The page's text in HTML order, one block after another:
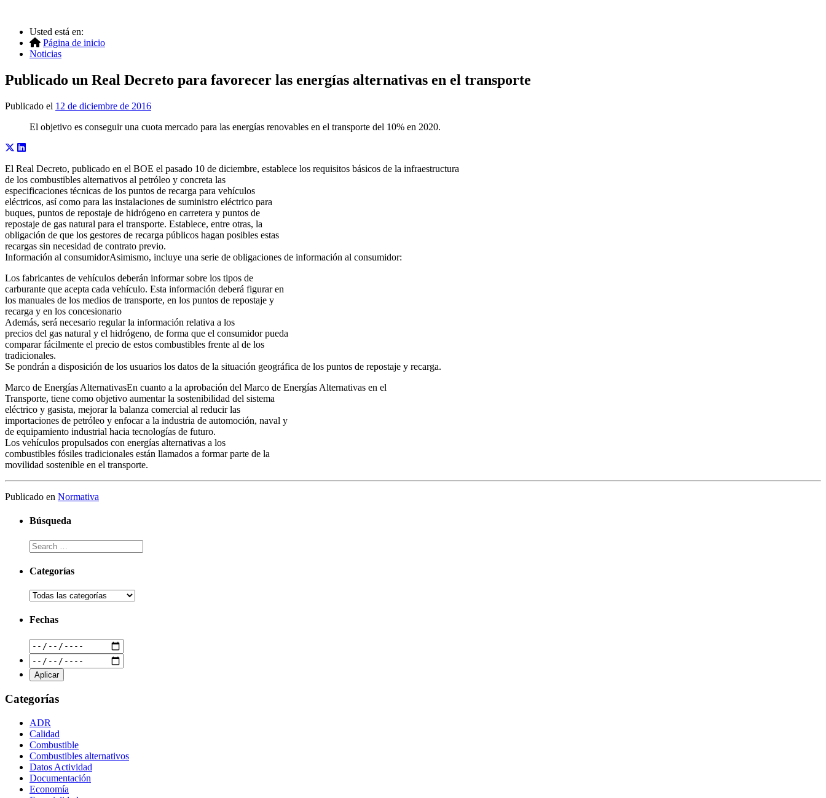
Usted está en:
Página de inicio
Noticias
Publicado un Real Decreto para favorecer las energías alternativas en el transporte
Publicado el 12 de diciembre de 2016
El objetivo es conseguir una cuota mercado para las energías renovables en el transporte del 10% en 2020.
El Real Decreto, publicado en el BOE el pasado 10 de diciembre, establece los requisitos básicos de la infraestructura
de los combustibles alternativos al petróleo y concreta las
especificaciones técnicas de los puntos de recarga para vehículos
eléctricos, así como para las instalaciones de suministro eléctrico para
buques, puntos de repostaje de hidrógeno en carretera y puntos de
repostaje de gas natural para el transporte. Establece, entre otras, la
obligación de que los gestores de recarga públicos hagan posibles estas
recargas sin necesidad de contrato previo.
Información al consumidorAsimismo, incluye una serie de obligaciones de información al consumidor:
Los fabricantes de vehículos deberán informar sobre los tipos de
carburante que acepta cada vehículo. Esta información deberá figurar en
los manuales de los medios de transporte, en los puntos de repostaje y
recarga y en los concesionario
Además, será necesario regular la información relativa a los
precios del gas natural y el hidrógeno, de forma que el consumidor pueda
comparar fácilmente el precio de estos combustibles frente al de los
tradicionales.
Se pondrán a disposición de los usuarios los datos de la situación geográfica de los puntos de repostaje y recarga.
Marco de Energías AlternativasEn cuanto a la aprobación del Marco de Energías Alternativas en el
Transporte, tiene como objetivo aumentar la sostenibilidad del sistema
eléctrico y gasista, mejorar la balanza comercial al reducir las
importaciones de petróleo y enfocar a la industria de automoción, naval y
de equipamiento industrial hacia tecnologías de futuro.
Los vehículos propulsados con energías alternativas a los
combustibles fósiles tradicionales están llamados a formar parte de la
movilidad sostenible en el transporte.
Publicado en Normativa
Búsqueda
Categorías
Fechas
Categorías
ADR
Calidad
Combustible
Combustibles alternativos
Datos Actividad
Documentación
Economía